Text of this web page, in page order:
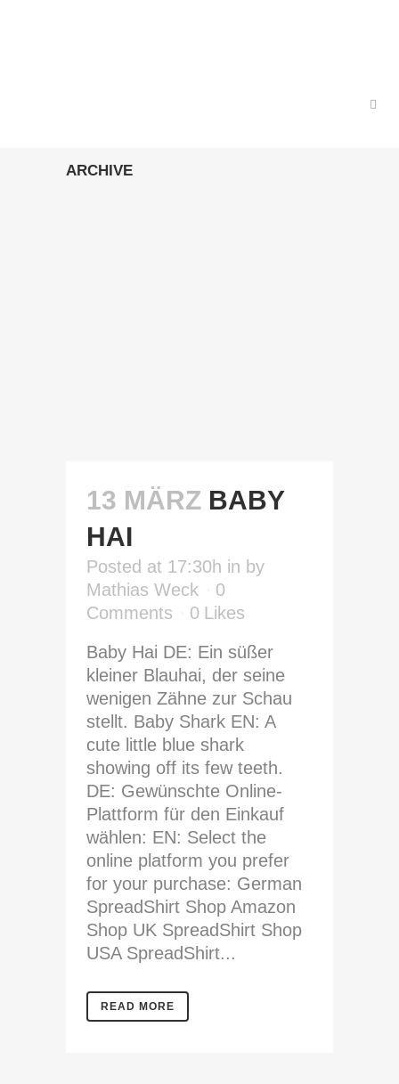
ARCHIVE
13 MÄRZ BABY
HAI
Posted at 17:30h in by
Mathias Weck
0
Comments
0 Likes
Baby Hai DE: Ein süßer
kleiner Blauhai, der seine
wenigen Zähne zur Schau
stellt. Baby Shark EN: A
cute little blue shark
showing off its few teeth.
DE: Gewünschte Online-
Plattform für den Einkauf
wählen: EN: Select the
online platform you prefer
for your purchase: German
SpreadShirt Shop Amazon
Shop UK SpreadShirt Shop
USA SpreadShirt...
READ MORE